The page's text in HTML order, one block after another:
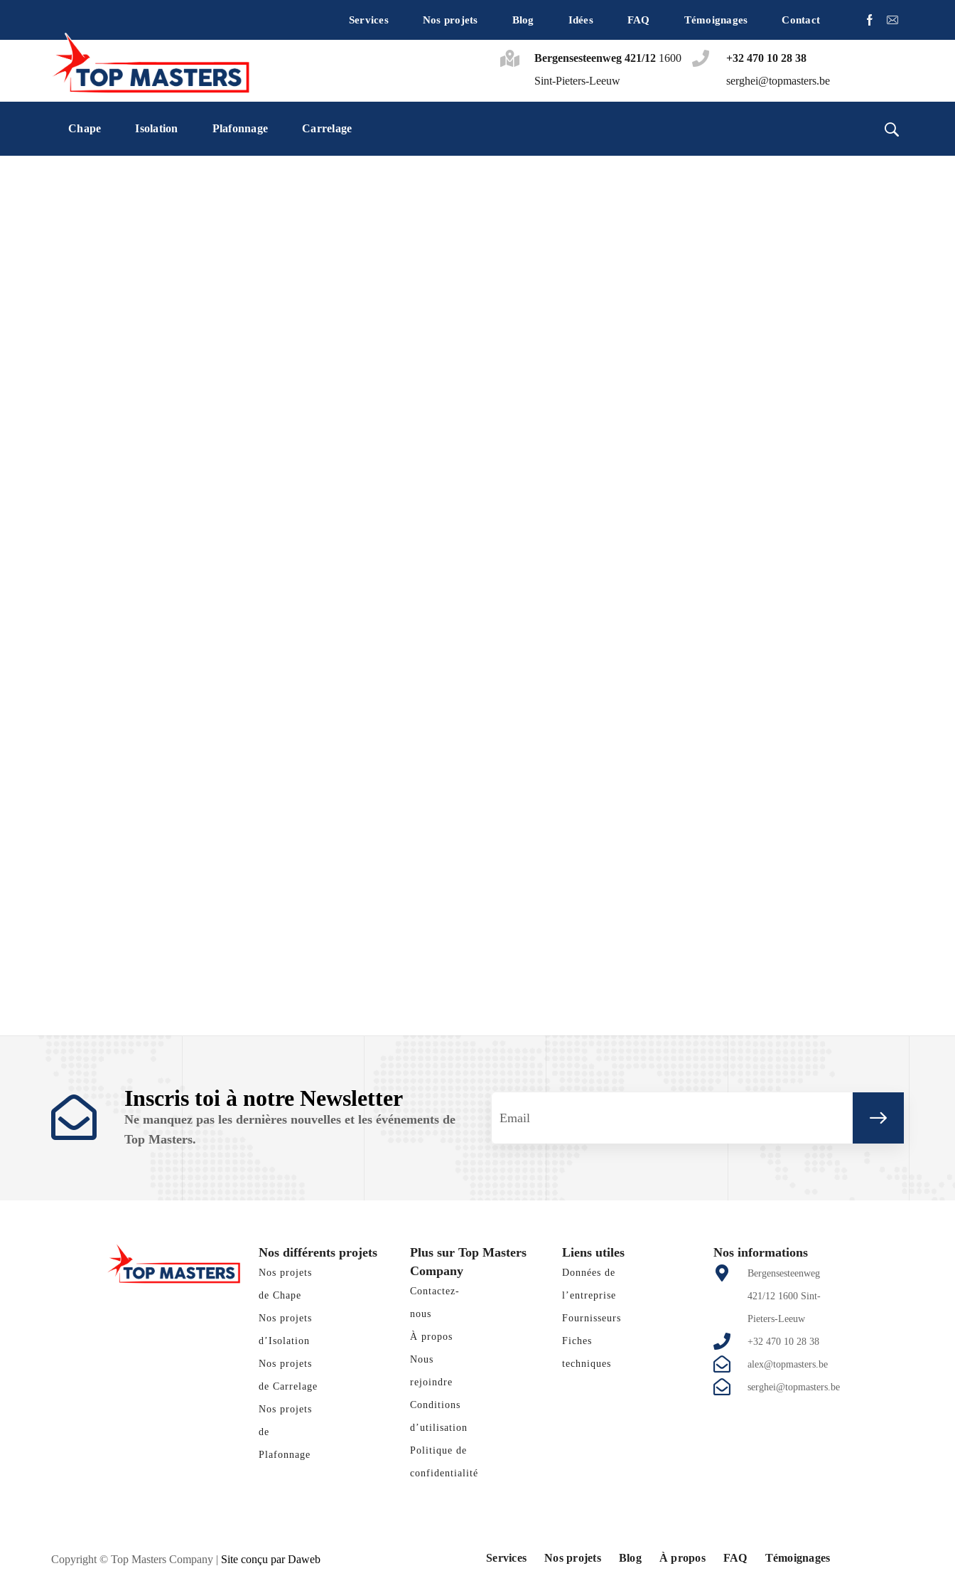
Services Nos projets Blog Idées FAQ Témoignages Contact
Bergensesteenweg 421/121600
Sint-Pieters-Leeuw
+32 470 10 28 38
serghei@topmasters.be
Chape Isolation Plafonnage Carrelage
Inscris toi à notre Newsletter
Ne manquez pas les dernières nouvelles et les événements de
Top Masters.
Nos différents projets
Nos projets
de Chape
Nos projets
d’Isolation
Nos projets
de Carrelage
Nos projets
de
Plafonnage
Plus sur Top Masters
Company
Contactez-
nous
À propos
Nous
rejoindre
Conditions
d’utilisation
Politique de
confidentialité
Liens utiles
Données de
l’entreprise
Fournisseurs
Fiches
techniques
Nos informations
Bergensesteenweg
421/12 1600 Sint-
Pieters-Leeuw
+32 470 10 28 38
alex@topmasters.be
serghei@topmasters.be
Copyright © Top Masters Company | Site conçu par Daweb Services Nos projets Blog À propos FAQ Témoignages